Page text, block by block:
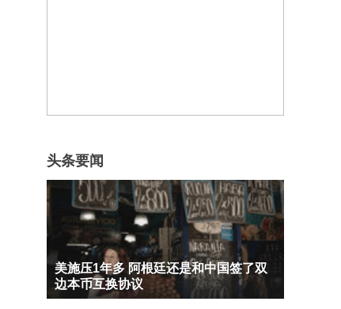
头条要闻
美施压1年多 阿根廷还是和中国签了双
边本币互换协议